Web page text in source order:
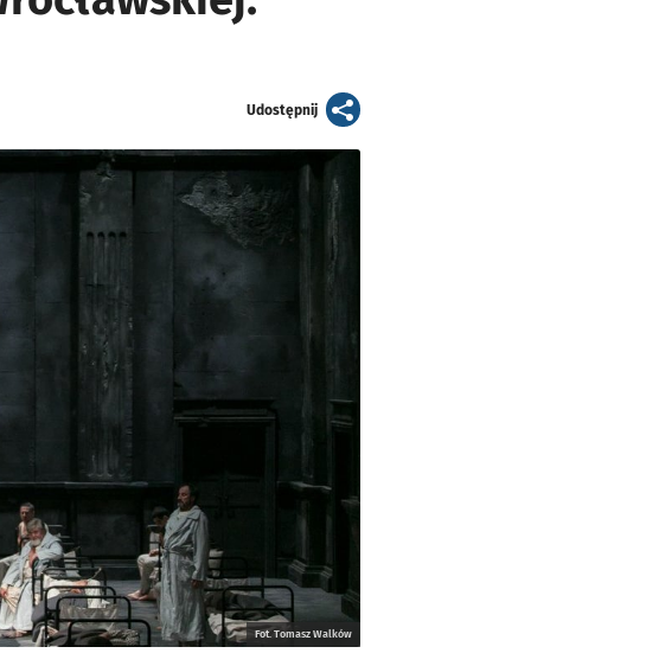
Udostępnijartykuł
Fot. Tomasz Walków